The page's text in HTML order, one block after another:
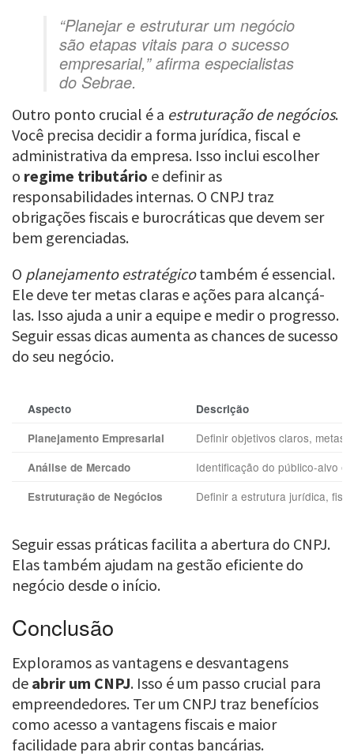
“Planejar e estruturar um negócio
são etapas vitais para o sucesso
empresarial,” afirma especialistas
do Sebrae.
Outro ponto crucial é a estruturação de negócios.
Você precisa decidir a forma jurídica, fiscal e
administrativa da empresa. Isso inclui escolher
o regime tributário e definir as
responsabilidades internas. O CNPJ traz
obrigações fiscais e burocráticas que devem ser
bem gerenciadas.
O planejamento estratégicotambém é essencial.
Ele deve ter metas claras e ações para alcançá-
las. Isso ajuda a unir a equipe e medir o progresso.
Seguir essas dicas aumenta as chances de sucesso
do seu negócio.
Aspecto
Descrição
Planejamento Empresarial
Definir objetivos claros, metas
Análise de Mercado Identificação do público-alvo e
Estruturação de Negócios Definir a estrutura jurídica,
Seguir essas práticas facilita a abertura do CNPJ.
Elas também ajudam na gestão eficiente do
negócio desde o início.
Conclusão
Exploramos as vantagens e desvantagens
de abrir um CNPJ. Isso é um passo crucial para
empreendedores. Ter um CNPJ traz benefícios
como acesso a vantagens fiscais e maior
facilidade para abrir contas bancárias.